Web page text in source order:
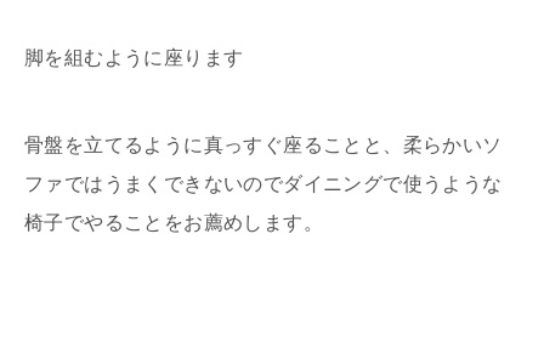
脚を組むように座ります
骨盤を立てるように真っすぐ座ることと、柔らかいソ
ファではうまくできないのでダイニングで使うような
椅子でやることをお薦めします。